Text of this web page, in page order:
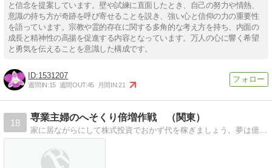
と信念を提案しています。壁や試練に直面したとき、自己の努力や情熱、
意識の持ち方が奇跡を呼び寄せることを説き、強い心と信仰の力の重要性
を語っています。宗教や霊的存在に関する多角的な考え方を持ち、内面の
成長と精神性の高揚を促進する内容となっています。万人の心に響く希望
と勇気を伝えることを意識した構成です。
1531207
週間IN:15 週間OUT:45 月間IN:21
18
専業主婦のへそくり倍増作戦 （関東）
家に居ながらにして株式投資でおかず代を稼ぎましょう。夢は億万長者です。（笑）毎月の稼ぎは、まずは５パーセントを目指しましょう。